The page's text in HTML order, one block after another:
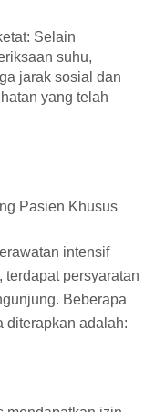
Selain
suhu,
jarak sosial dan
yang telah
Pasien Khusus
intensif
persyaratan
Beberapa
diterapkan adalah: